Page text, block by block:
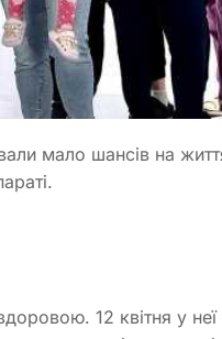
мало шансів на
12 квітня у